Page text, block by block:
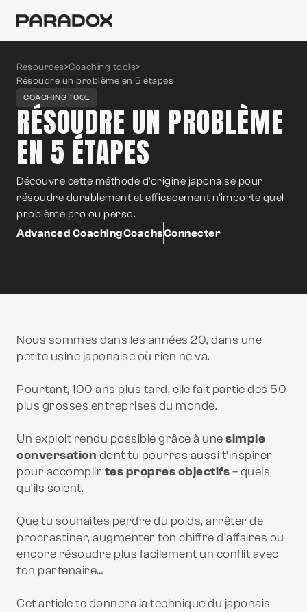
Resources>Coaching tools>
Résoudre un problème en 5 étapes
COACHING TOOL
RÉSOUDRE UN PROBLÈME
EN 5 ÉTAPES
Découvre cette méthode d’origine japonaise pour
résoudre durablement et efficacement n’importe quel
problème pro ou perso.
Advanced CoachingCoachsConnecter
Nous sommes dans les années 20, dans une
petite usine japonaise où rien ne va.
Pourtant, 100 ans plus tard, elle fait partie des 50
plus grosses entreprises du monde.
Un exploit rendu possible grâce à unesimple
conversation dont tu pourras aussi t’inspirer
pour accomplirtes propres objectifs– quels
qu’ils soient.
Que tu souhaites perdre du poids, arrêter de
procrastiner, augmenter ton chiffre d’affaires ou
encore résoudre plus facilement un conflit avec
ton partenaire…
Cet article te donnera la technique du japonais